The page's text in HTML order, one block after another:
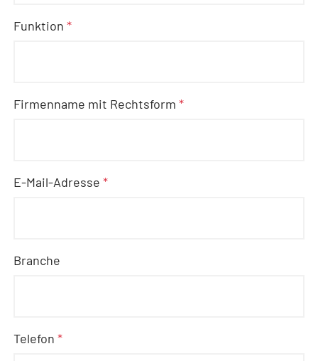
Funktion*
Firmenname mit Rechtsform*
E-Mail-Adresse*
Branche
Telefon*